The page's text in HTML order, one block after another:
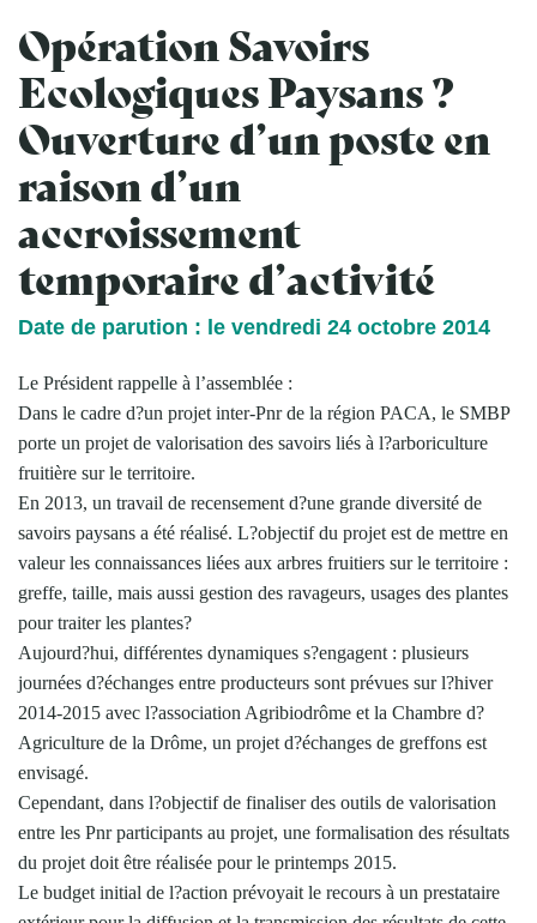
Opération Savoirs
Ecologiques Paysans ?
Ouverture d’un poste en
raison d’un
accroissement
temporaire d’activité
Date de parution : le vendredi 24 octobre 2014
Le Président rappelle à l’assemblée :
Dans le cadre d?un projet inter-Pnr de la région PACA, le SMBP
porte un projet de valorisation des savoirs liés à l?arboriculture
fruitière sur le territoire.
En 2013, un travail de recensement d?une grande diversité de
savoirs paysans a été réalisé. L?objectif du projet est de mettre en
valeur les connaissances liées aux arbres fruitiers sur le territoire :
greffe, taille, mais aussi gestion des ravageurs, usages des plantes
pour traiter les plantes?
Aujourd?hui, différentes dynamiques s?engagent : plusieurs
journées d?échanges entre producteurs sont prévues sur l?hiver
2014-2015 avec l?association Agribiodrôme et la Chambre d?
Agriculture de la Drôme, un projet d?échanges de greffons est
envisagé.
Cependant, dans l?objectif de finaliser des outils de valorisation
entre les Pnr participants au projet, une formalisation des résultats
du projet doit être réalisée pour le printemps 2015.
Le budget initial de l?action prévoyait le recours à un prestataire